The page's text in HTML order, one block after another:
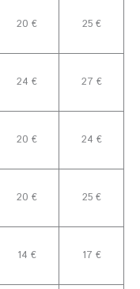
20 € 25 €
24 € 27 €
20 € 24 €
20 € 25 €
14 € 17 €